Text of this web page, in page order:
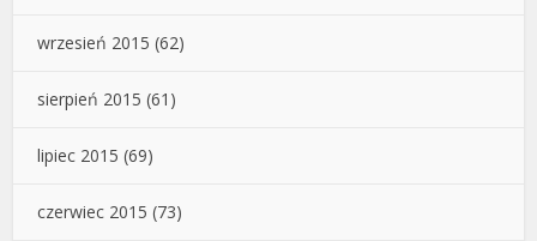
wrzesień 2015 (62)
sierpień 2015 (61)
lipiec 2015 (69)
czerwiec 2015 (73)